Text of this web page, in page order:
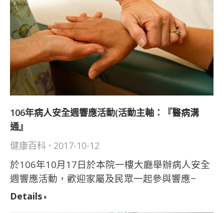
106年病人安全週響應活動(活動主軸：『醫病溝
通』
健康百科
2017-10-12
於106年10月17日於本院一樓大廳舉辦病人安全
週響應活動，歡迎家屬及民眾一起參與響應~
Details